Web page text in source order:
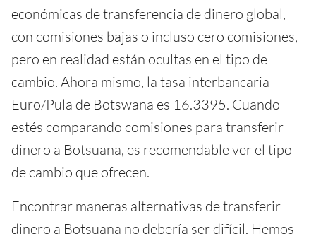
económicas de transferencia de dinero global,
con comisiones bajas o incluso cero comisiones,
pero en realidad están ocultas en el tipo de
cambio. Ahora mismo, la tasa interbancaria
Euro/Pula de Botswana es 16.3395. Cuando
estés comparando comisiones para transferir
dinero a Botsuana, es recomendable ver el tipo
de cambio que ofrecen.
Encontrar maneras alternativas de transferir
dinero a Botsuana no debería ser difícil. Hemos